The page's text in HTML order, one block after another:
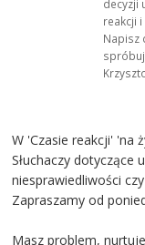
decyzji
reakcji i
Napisz
W 'Czasie reakcji' 'na
Słuchaczy dotyczące
niesprawiedliwości
Zapraszamy od
Masz problem,